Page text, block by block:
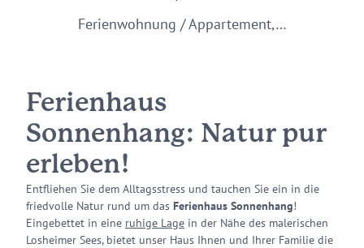
Ferienwohnung / Appartement,…
Ferienhaus
Sonnenhang: Natur pur
erleben!
Entfliehen Sie dem Alltagsstress und tauchen Sie ein in die
friedvolle Natur rund um das Ferienhaus Sonnenhang!
Eingebettet in eine ruhige Lage in der Nähe des malerischen
Losheimer Sees, bietet unser Haus Ihnen und Ihrer Familie die